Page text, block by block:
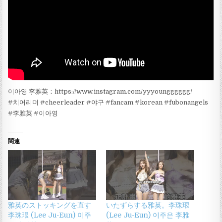
이아영 李雅英：https://www.instagram.com/yyyoungggggg/
#치어리더 #cheerleader #야구 #fancam #korean #fubonangels
#李雅英 #이아영
関連
雅英のストッキングを直す
李珠珢 (Lee Ju-Eun) 이주
いたずらする雅英。李珠珢
(Lee Ju-Eun) 이주은 李雅